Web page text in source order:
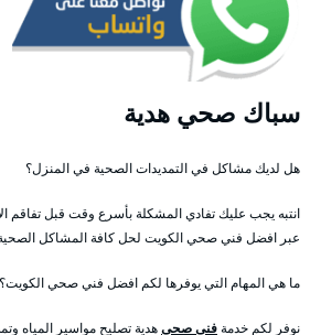
سباك صحي هدية
هل لديك مشاكل في التمديدات الصحية في المنزل؟
انتبه يجب عليك تفادي المشكلة بأسرع وقت قبل تفاقم
عبر افضل فني صحي الكويت لحل كافة المشاكل
ما هي المهام التي يوفرها لكم افضل فني صحي الكويت؟
نوفر لكم خدمةفنى صحىهدية تصليح مواسير المياه